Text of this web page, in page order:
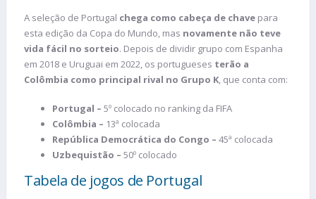
A seleção de Portugal chega como cabeça de chave para
esta edição da Copa do Mundo, mas novamente não teve
vida fácil no sorteio. Depois de dividir grupo com Espanha
em 2018 e Uruguai em 2022, os portugueses terão a
Colômbia como principal rival no Grupo K, que conta com:
Portugal – 5º colocado no ranking da FIFA
Colômbia – 13ª colocada
República Democrática do Congo – 45ª colocada
Uzbequistão – 50º colocado
Tabela de jogos de Portugal